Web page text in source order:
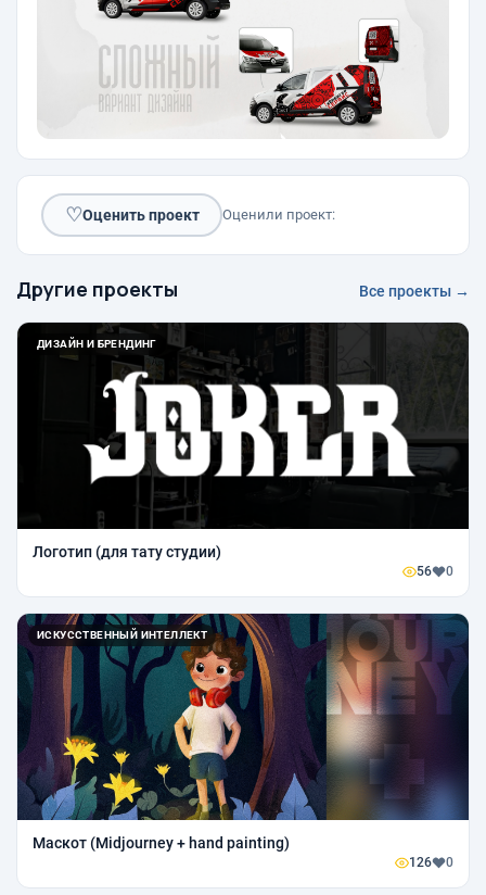
♡Оценить проект Оценили проект:
Другие проекты Все проекты →
ДИЗАЙН И БРЕНДИНГ
Логотип (для тату студии)
56 0
ИСКУССТВЕННЫЙ ИНТЕЛЛЕКТ
Маскот (Midjourney + hand painting)
126 0